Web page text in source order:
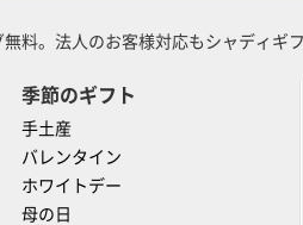
料。法人のお客様対応もシャディギ
季節のギフト
手土産
バレンタイン
ホワイトデー
母の日